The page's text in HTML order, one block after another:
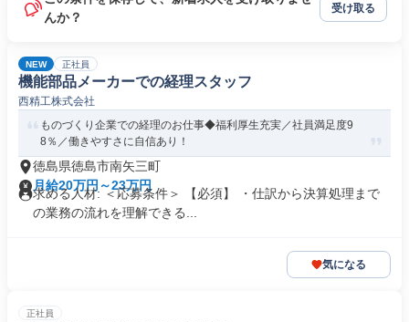
んか？
受け取る
NEW 正社員
機能部品メーカーでの経理スタッフ
西精工株式会社
ものづくり企業での経理のお仕事◆福利厚生充実／社員満足度9
8％／働きやすさに自信あり！
徳島県徳島市南矢三町
月給20万円～23万円
求める人材: ＜応募条件＞ 【必須】 ・仕訳から決算処理まで
の業務の流れを理解できる...
気になる
正社員